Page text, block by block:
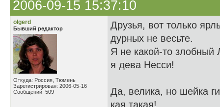
2006-09-15 15:37:10
olgerd
Бывший редактор
Откуда: Россия, Тюмень
Зарегистрирован: 2006-05-16
Сообщений: 509
Друзья, вот только
дурных не весьте.
Я не какой-то злобный
я дева Несси!
Да, велика, но шейка
кая такая!